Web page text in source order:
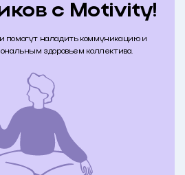
с Motivity!
помогут наладить коммуникацию и
здоровьем коллектива.